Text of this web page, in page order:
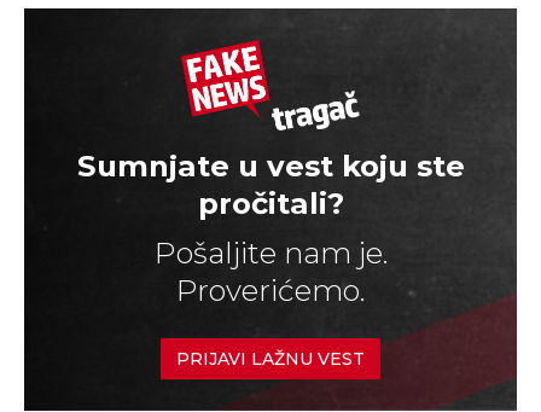
Sumnjate u vest koju ste
pročitali?
Pošaljite nam je.
Proverićemo.
PRIJAVI LAŽNU VEST